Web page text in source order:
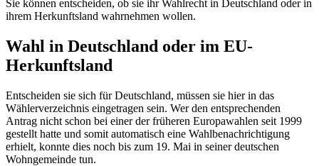
Sie können entscheiden, ob sie ihr Wahlrecht in Deutschland oder in
ihrem Herkunftsland wahrnehmen wollen.
Wahl in Deutschland oder im EU-
Herkunftsland
Entscheiden sie sich für Deutschland, müssen sie hier in das
Wählerverzeichnis eingetragen sein. Wer den entsprechenden
Antrag nicht schon bei einer der früheren Europawahlen seit 1999
gestellt hatte und somit automatisch eine Wahlbenachrichtigung
erhielt, konnte dies noch bis zum 19. Mai in seiner deutschen
Wohngemeinde tun.